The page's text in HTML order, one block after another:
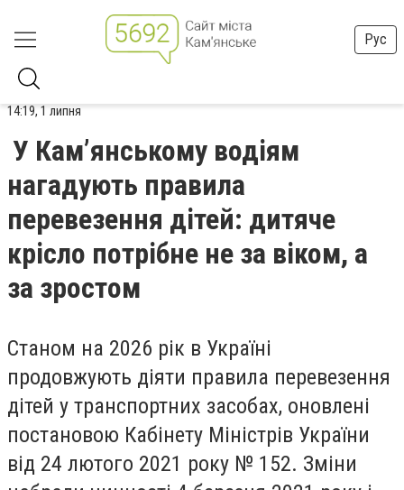
Рус
14:19, 1 липня
У Кам’янському водіям
нагадують правила
перевезення дітей: дитяче
крісло потрібне не за віком, а
за зростом
Станом на 2026 рік в Україні
продовжують діяти правила перевезення
дітей у транспортних засобах, оновлені
постановою Кабінету Міністрів України
від 24 лютого 2021 року № 152. Зміни